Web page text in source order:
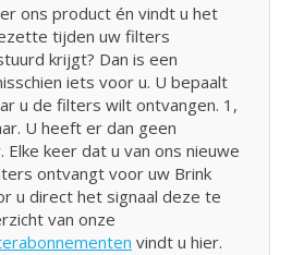
ons product én vindt u het
tijden uw filters
krijgt? Dan is een
iets voor u. U bepaalt
u de filters wilt ontvangen. 1,
U heeft er dan geen
Elke keer dat u van ons nieuwe
ontvangt voor uw Brink
u direct het signaal deze te
van onze
vindt u hier.